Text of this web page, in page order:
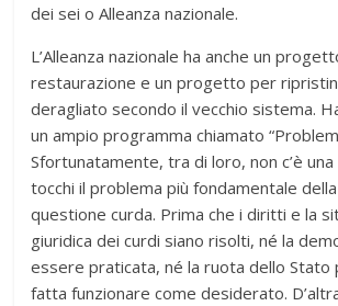
dei sei o Alleanza nazionale.
L’Alleanza nazionale ha anche un
restaurazione e un progetto per
deragliato secondo il vecchio sistema.
un ampio programma chiamato
Sfortunatamente, tra di loro, non c’è
tocchi il problema più fondamentale
questione curda. Prima che i diritti e la
giuridica dei curdi siano risolti, né la
essere praticata, né la ruota dello Stato
fatta funzionare come desiderato.